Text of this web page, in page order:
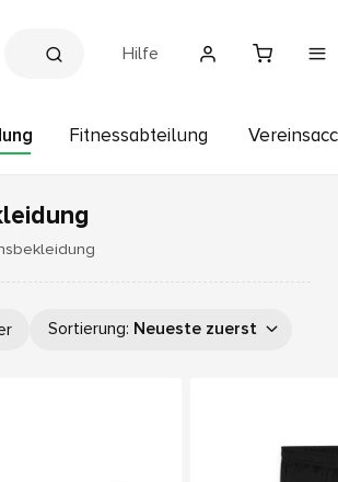
Hilfe
Fitnessabteilung
Sortierung: Neueste zuerst